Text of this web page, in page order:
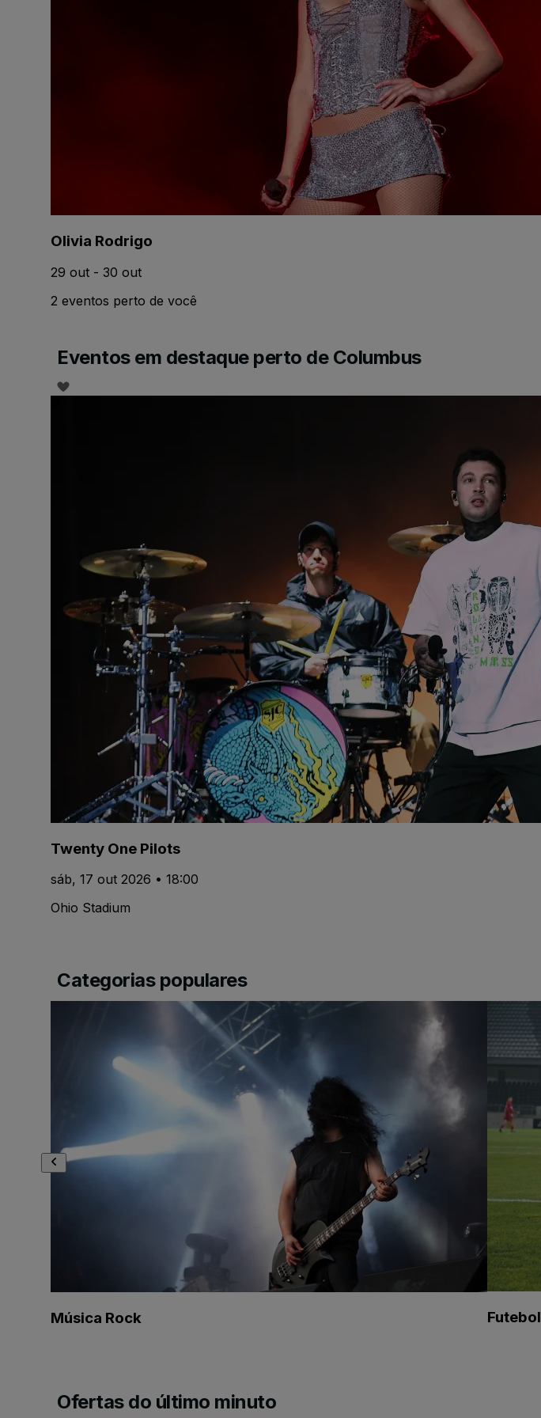
Olivia Rodrigo
29 out - 30 out
2 eventos perto de você
Eventos em destaque perto de Columbus
Twenty One Pilots
sáb, 17 out 2026 • 18:00
Ohio Stadium
Categorias populares
Música Rock Futebol
Ofertas do último minuto